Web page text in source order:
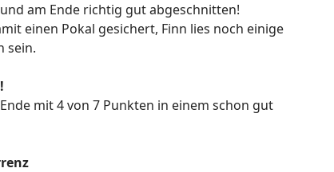
am Ende richtig gut abgeschnitten!
einen Pokal gesichert, Finn lies noch einige
sein.
mit 4 von 7 Punkten in einem schon gut